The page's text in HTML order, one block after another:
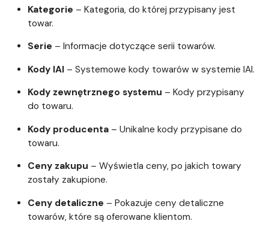
Kategorie – Kategoria, do której przypisany jest
towar.
Serie – Informacje dotyczące serii towarów.
Kody IAI– Systemowe kody towarów w systemie IAI.
Kody zewnętrznego systemu – Kody przypisany
do towaru.
Kody producenta– Unikalne kody przypisane do
towaru.
Ceny zakupu – Wyświetla ceny, po jakich towary
zostały zakupione.
Ceny detaliczne – Pokazuje ceny detaliczne
towarów, które są oferowane klientom.